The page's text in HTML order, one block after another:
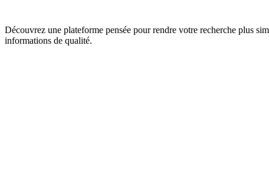
Découvrez une plateforme pensée pour rendre votre recherche plus
informations de qualité.